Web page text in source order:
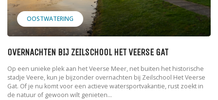
OOSTWATERING
OVERNACHTEN BIJ ZEILSCHOOL HET VEERSE GAT
Op een unieke plek aan het Veerse Meer, net buiten het historische
stadje Veere, kun je bijzonder overnachten bij Zeilschool Het Veerse
Gat. Of je nu komt voor een actieve watersportvakantie, rust zoekt in
de natuur of gewoon wilt genieten...